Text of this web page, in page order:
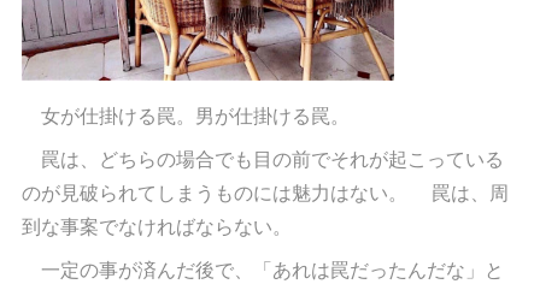
女が仕掛ける罠。男が仕掛ける罠。
罠は、どちらの場合でも目の前でそれが起こっている
のが見破られてしまうものには魅力はない。 罠は、周
到な事案でなければならない。
一定の事が済んだ後で、「あれは罠だったんだな」と